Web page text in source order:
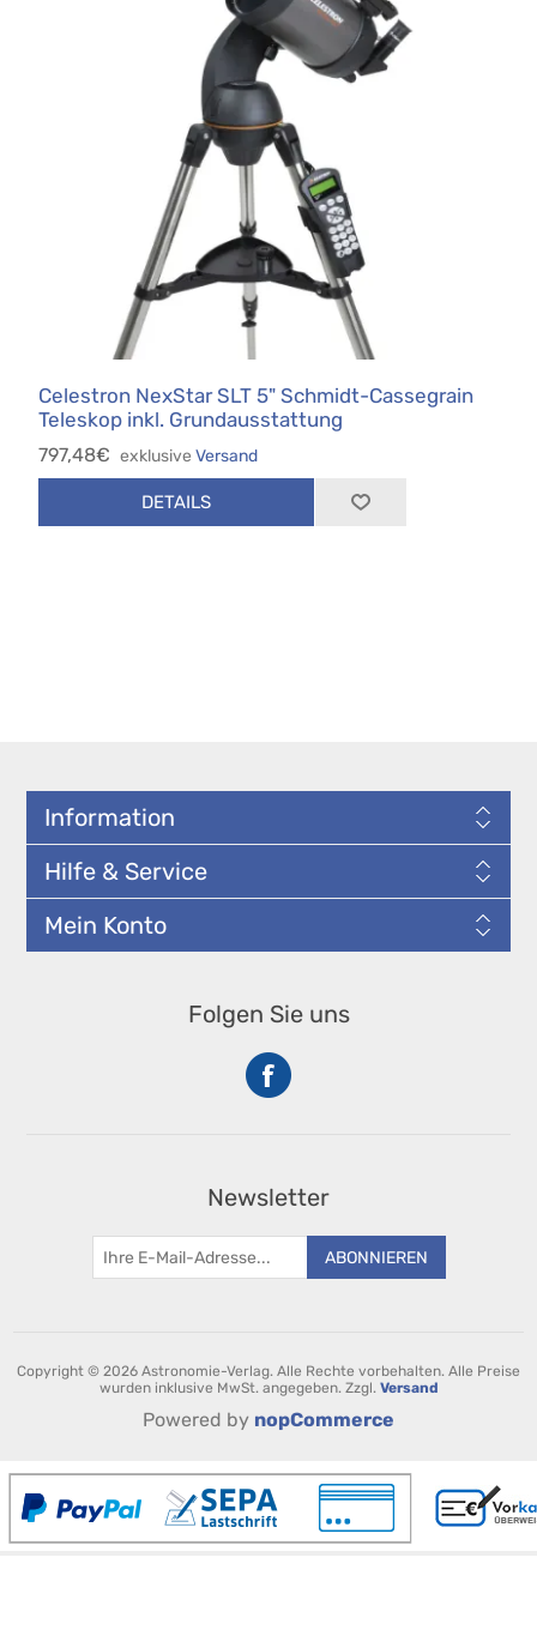
Celestron NexStar SLT 5" Schmidt-Cassegrain
Teleskop inkl. Grundausstattung
797,48€ exklusiveVersand
DETAILS
Information
Hilfe & Service
Mein Konto
Folgen Sie uns
Newsletter
ABONNIEREN
Copyright © 2026 Astronomie-Verlag. Alle Rechte vorbehalten. Alle Preise
wurden inklusive MwSt. angegeben. Zzgl. Versand
Powered by nopCommerce